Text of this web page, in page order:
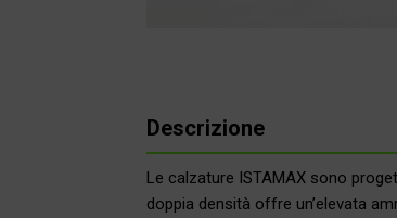
Descrizione
Le calzature ISTAMAX sono
doppia densità offre un’elevata